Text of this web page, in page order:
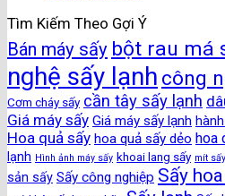
Tìm Kiếm Theo Gợi Ý
Bán máy sấy bột rau má
nghệ sấy lạnh công
Cơm cháy sấy cần tây sấy lạnh
Giá máy sấy Giá máy sấy lạnh
Hoa quả sấy hoa quả sấy dẻo hoa
lạnh Hình ảnh máy sấy khoai lang sấy mít
sản sấy Sấy công nghiệp Sấy